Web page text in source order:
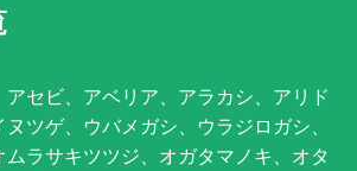
セビ、アベリア、アラカシ、アリド
ツゲ、ウバメガシ、ウラジロガシ、
ラサキツツジ、オガタマノキ、オタ